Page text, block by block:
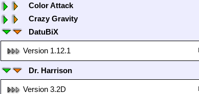
Color Attack
Crazy Gravity
DatuBiX
Version 1.12.1
Dr. Harrison
Version 3.2D